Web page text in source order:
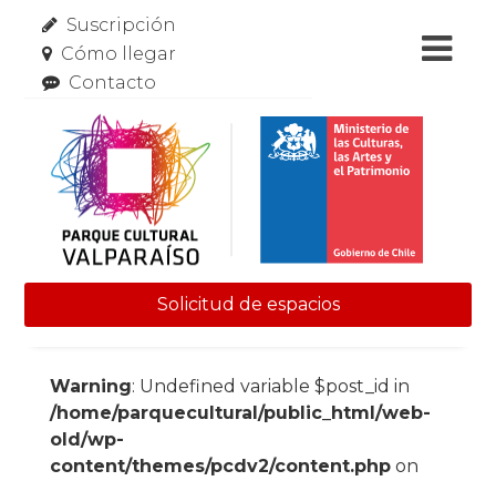
Suscripción
Cómo llegar
Contacto
Solicitud de espacios
Warning: Undefined variable $post_id in
/home/parquecultural/public_html/web-
old/wp-
content/themes/pcdv2/content.phpon